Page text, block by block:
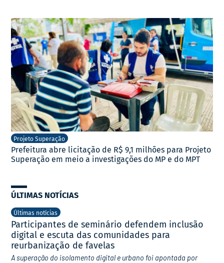
Projeto Superação
Prefeitura abre licitação de R$ 9,1 milhões para Projeto
Superação em meio a investigações do MP e do MPT
ÚLTIMAS NOTÍCIAS
Últimas notícias
Participantes de seminário defendem inclusão
digital e escuta das comunidades para
reurbanização de favelas
A superação do isolamento digital e urbano foi apontada por